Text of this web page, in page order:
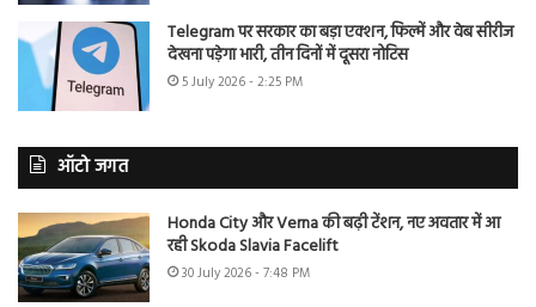
Telegram पर सरकार का बड़ा एक्शन, फिल्में और वेब सीरीज
देखना पड़ेगा भारी, तीन दिनों में दूसरा नोटिस
5 July 2026 - 2:25 PM
ऑटो जगत
Honda City और Verna की बढ़ी टेंशन, नए अवतार में आ
रही Skoda Slavia Facelift
30 July 2026 - 7:48 PM